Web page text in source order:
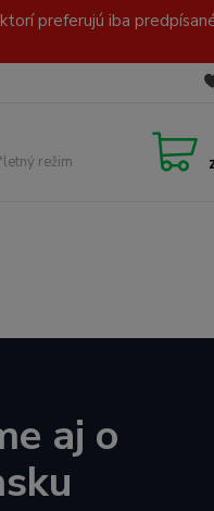
preferujú iba
režim
aj o